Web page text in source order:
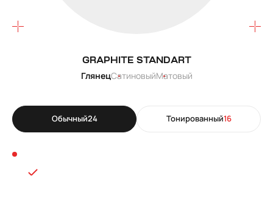
Обычный24 Тонированный16
GRAPHITE STANDART
ГлянецСатиновыйМатовый